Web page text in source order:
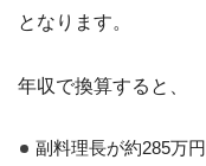
となります。
年収で換算すると、
副料理長が約285万円